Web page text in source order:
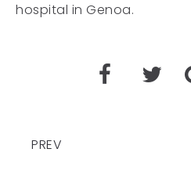
hospital in Genoa.
PREV